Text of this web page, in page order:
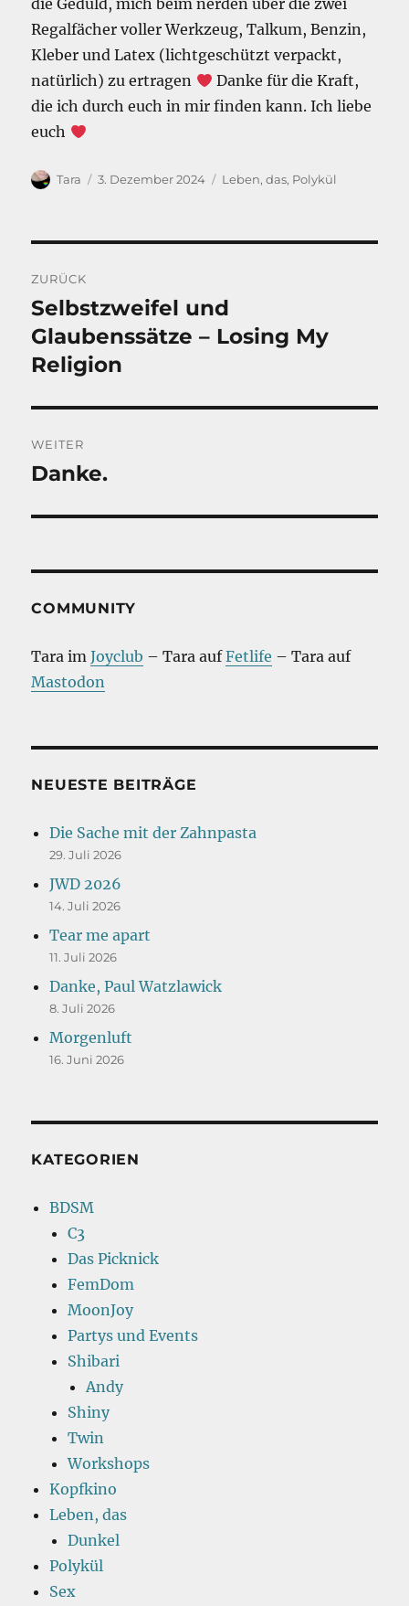
die Geduld, mich beim nerden über die zwei
Regalfächer voller Werkzeug, Talkum, Benzin,
Kleber und Latex (lichtgeschützt verpackt,
natürlich) zu ertragen
Danke für die Kraft,
die ich durch euch in mir finden kann. Ich liebe
euch
Autor
Tara
Veröffentlicht
3. Dezember 2024 Kategorien
Leben, das, Polykül
ZURÜCK
Vorheriger
Beitrag:
Selbstzweifel und
Glaubenssätze – Losing My
Religion
WEITER
Nächster
Danke.
COMMUNITY
Tara imJoyclub – Tara aufFetlife – Tara auf
Mastodon
NEUESTE BEITRÄGE
Die Sache mit der Zahnpasta
29. Juli 2026
JWD 2026
14. Juli 2026
Tear me apart
11. Juli 2026
Danke, Paul Watzlawick
8. Juli 2026
Morgenluft
16. Juni 2026
KATEGORIEN
BDSM
C3
Das Picknick
FemDom
MoonJoy
Partys und Events
Shibari
Andy
Shiny
Twin
Workshops
Kopfkino
Leben, das
Dunkel
Polykül
Sex